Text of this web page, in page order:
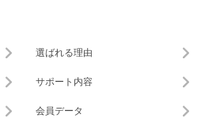
選ばれる理由
サポート内容
会員データ